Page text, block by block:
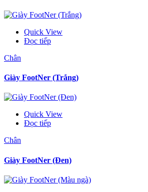
Quick View
Đọc tiếp
Chân
Giày FootNer (Trắng)
Quick View
Đọc tiếp
Chân
Giày FootNer (Đen)